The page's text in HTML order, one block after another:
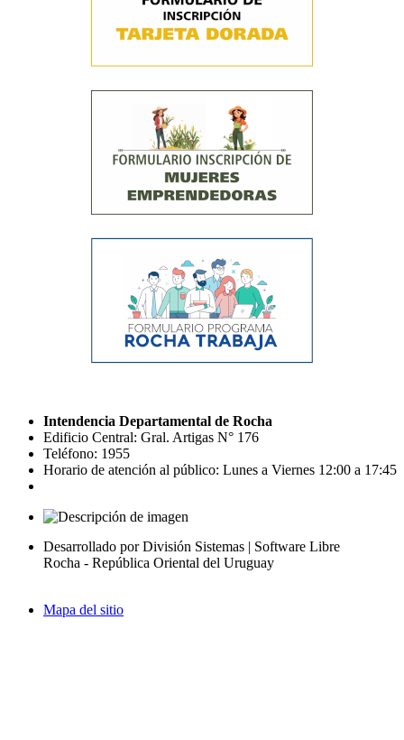
Intendencia Departamental de Rocha
Edificio Central: Gral. Artigas N° 176
Teléfono: 1955
Horario de atención al público: Lunes a Viernes 12:00 a 17:45
Desarrollado por División Sistemas | Software Libre
Rocha - República Oriental del Uruguay
Mapa del sitio